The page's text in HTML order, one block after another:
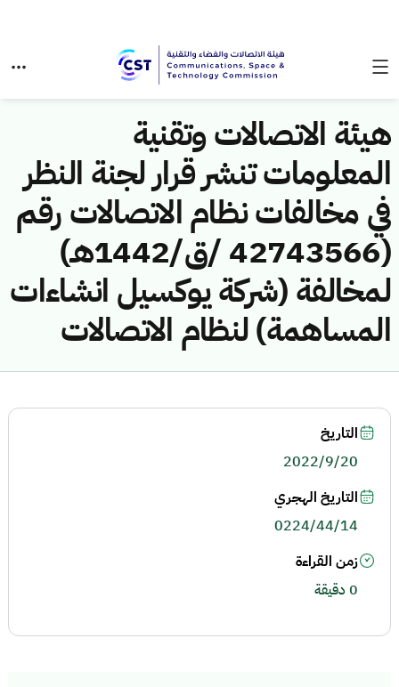
هيئة الاتصالات وتقنية
المعلومات تنشر قرار لجنة النظر
في مخالفات نظام الاتصالات رقم
(42743566 /ق/1442هـ)
لمخالفة (شركة يوكسيل انشاءات
المساهمة) لنظام الاتصالات
التاريخ
2022/9/20
التاريخ الهجري
0224/44/14
زمن القراءة
0 دقيقة